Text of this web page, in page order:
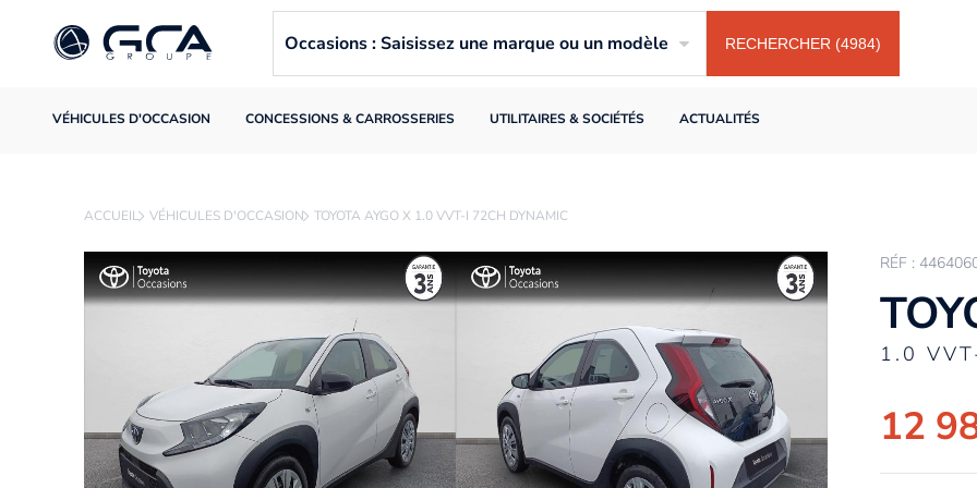
VÉHICULES D'OCCASION CONCESSIONS & CARROSSERIES UTILITAIRES & SOCIÉTÉS ACTUALITÉS
Occasions : Saisissez une marque ou un modèle RECHERCHER (4984)
ACCUEIL VÉHICULES D'OCCASION TOYOTA AYGO X 1.0 VVT-I 72CH DYNAMIC
RÉF :
1.0
12